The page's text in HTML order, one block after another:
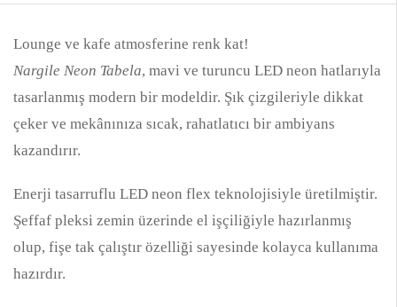
Lounge ve kafe atmosferine renk kat!
Nargile Neon Tabela, mavi ve turuncu LED neon hatlarıyla
tasarlanmış modern bir modeldir. Şık çizgileriyle dikkat
çeker ve mekânınıza sıcak, rahatlatıcı bir ambiyans
kazandırır.
Enerji tasarruflu LED neon flex teknolojisiyle üretilmiştir.
Şeffaf pleksi zemin üzerinde el işçiliğiyle hazırlanmış
olup, fişe tak çalıştır özelliği sayesinde kolayca kullanıma
hazırdır.